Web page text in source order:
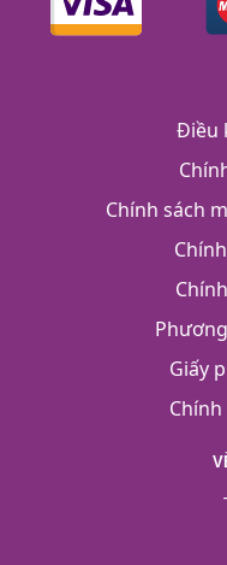
Điều
Chính sách
Giấy